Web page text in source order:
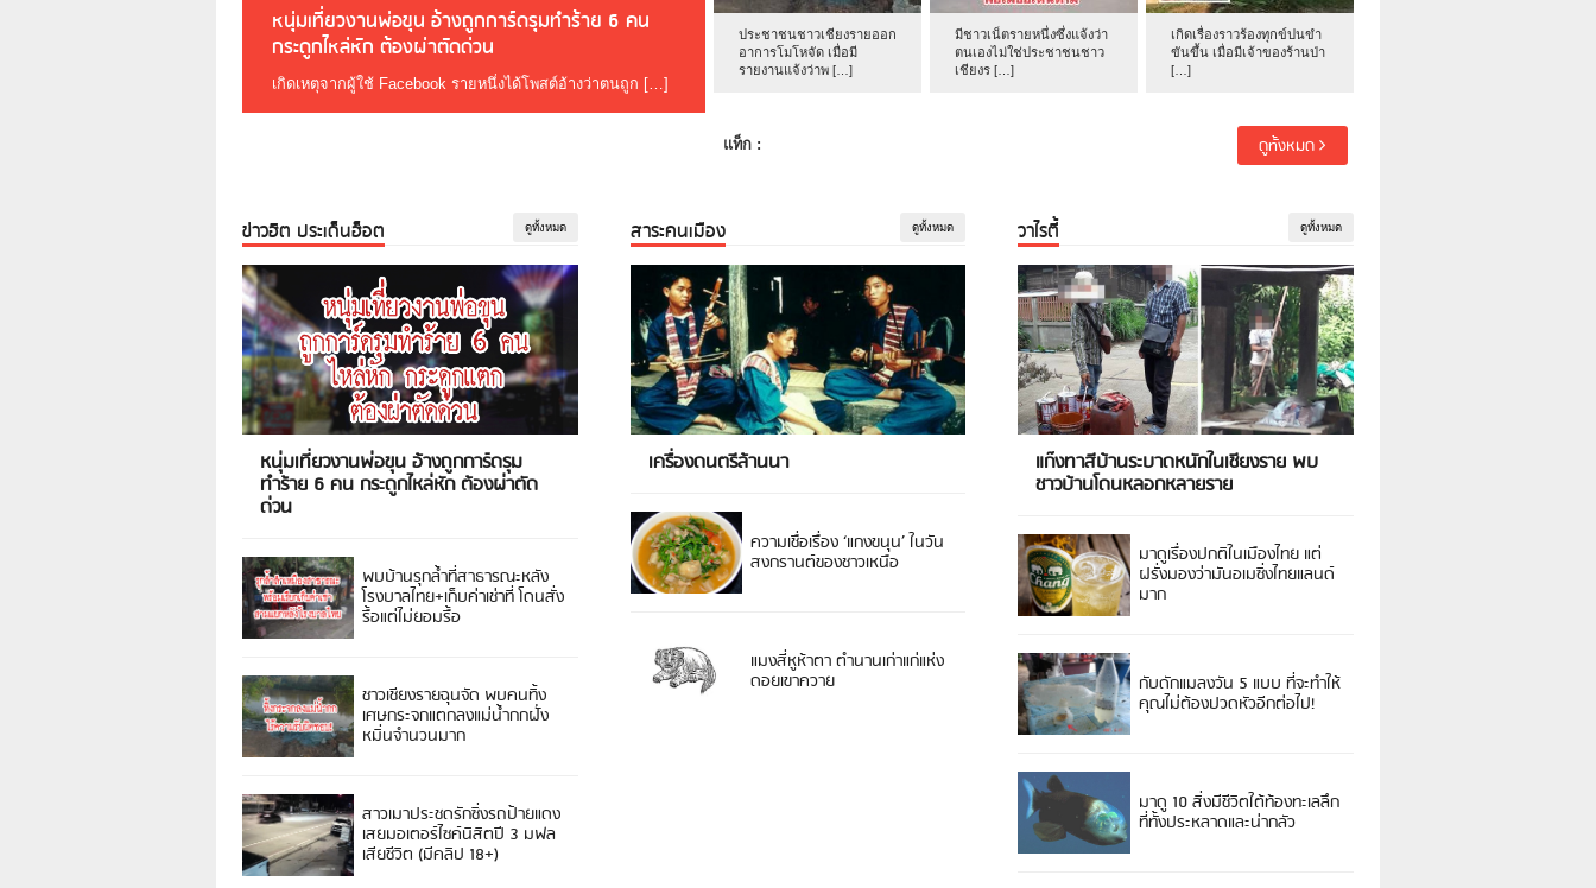
หนุ่มเที่ยวงานพ่อขุน อ้างถูกการ์ดรุมทำร้าย 6 คน
กระดูกไหล่หัก ต้องผ่าตัดด่วน
เกิดเหตุจากผู้ใช้ Facebook รายหนึ่งได้โพสต์อ้างว่าตนถูก […]
ประชาชนชาวเชียงรายออก
อาการโมโหจัด เมื่อมี
รายงานแจ้งว่าพ […]
มีชาวเน็ตรายหนึ่งซึ่งแจ้งว่า
ตนเองไม่ใช่ประชาชนชาว
เชียงร […]
เกิดเรื่องราวร้องทุกข์ปนขำ
ขันขึ้น เมื่อมีเจ้าของร้านป่า
[…]
แท็ก : ดูทั้งหมด
ข่าวฮิต ประเด็นฮ็อต ดูทั้งหมด
หนุ่มเที่ยวงานพ่อขุน อ้างถูกการ์ดรุม
ทำร้าย 6 คน กระดูกไหล่หัก ต้องผ่าตัด
ด่วน
พบบ้านรุกล้ำที่สาธารณะหลัง
โรงบาลไทย+เก็บค่าเช่าที่ โดนสั่ง
รื้อแต่ไม่ยอมรื้อ
ชาวเชียงรายฉุนจัด พบคนทิ้ง
เศษกระจกแตกลงแม่น้ำกกฝั่ง
หมิ่นจำนวนมาก
สาวเมาประชดรักซิ่งรถป้ายแดง
เสยมอเตอร์ไซค์นิสิตปี 3 มฟล
เสียชีวิต (มีคลิป 18+)
สาระคนเมือง ดูทั้งหมด
เครื่องดนตรีล้านนา
ความเชื่อเรื่อง ‘แกงขนุน’ ในวัน
สงกรานต์ของชาวเหนือ
แมงสี่หูห้าตา ตำนานเก่าแก่แห่ง
ดอยเขาควาย
วาไรตี้ ดูทั้งหมด
แก๊งทาสีบ้านระบาดหนักในเชียงราย พบ
ชาวบ้านโดนหลอกหลายราย
มาดูเรื่องปกติในเมืองไทย แต่
ฝรั่งมองว่ามันอเมซิ่งไทยแลนด์
มาก
กับดักแมลงวัน 5 แบบ ที่จะทำให้
คุณไม่ต้องปวดหัวอีกต่อไป!
มาดู 10 สิ่งมีชีวิตใต้ท้องทะเลลึก
ที่ทั้งประหลาดและน่ากลัว